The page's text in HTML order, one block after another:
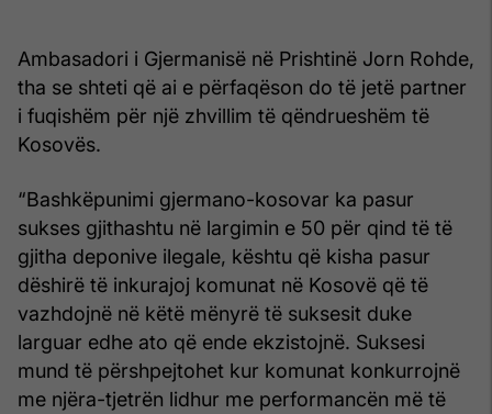
Ambasadori i Gjermanisë në Prishtinë Jorn Rohde,
tha se shteti që ai e përfaqëson do të jetë partner
i fuqishëm për një zhvillim të qëndrueshëm të
Kosovës.
“Bashkëpunimi gjermano-kosovar ka pasur
sukses gjithashtu në largimin e 50 për qind të të
gjitha deponive ilegale, kështu që kisha pasur
dëshirë të inkurajoj komunat në Kosovë që të
vazhdojnë në këtë mënyrë të suksesit duke
larguar edhe ato që ende ekzistojnë. Suksesi
mund të përshpejtohet kur komunat konkurrojnë
me njëra-tjetrën lidhur me performancën më të